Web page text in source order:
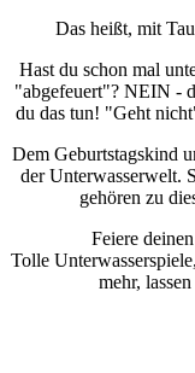
Das heißt, mit
Hast du schon mal
"abgefeuert"? NEIN -
du das tun! "Geht
Dem Geburtstagskind
der Unterwasserwelt.
gehören zu
Feiere
Tolle
mehr,